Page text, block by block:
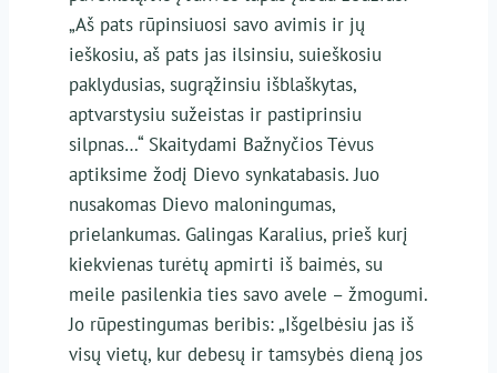
„Aš pats rūpinsiuosi savo avimis ir jų
ieškosiu, aš pats jas ilsinsiu, suieškosiu
paklydusias, sugrąžinsiu išblaškytas,
aptvarstysiu sužeistas ir pastiprinsiu
silpnas…“ Skaitydami Bažnyčios Tėvus
aptiksime žodį Dievo synkatabasis. Juo
nusakomas Dievo maloningumas,
prielankumas. Galingas Karalius, prieš kurį
kiekvienas turėtų apmirti iš baimės, su
meile pasilenkia ties savo avele – žmogumi.
Jo rūpestingumas beribis: „Išgelbėsiu jas iš
visų vietų, kur debesų ir tamsybės dieną jos